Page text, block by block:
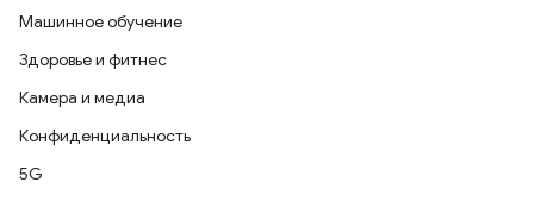
Машинное обучение
Здоровье и фитнес
Камера и медиа
Конфиденциальность
5G